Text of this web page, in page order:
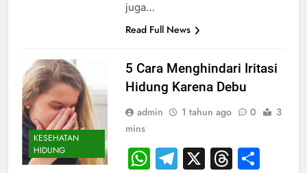
juga…
Read Full News
KESEHATAN
HIDUNG
5 Cara Menghindari Iritasi
Hidung Karena Debu
admin 1 tahun ago 0
3
mins
WhatsApp
Telegram
X